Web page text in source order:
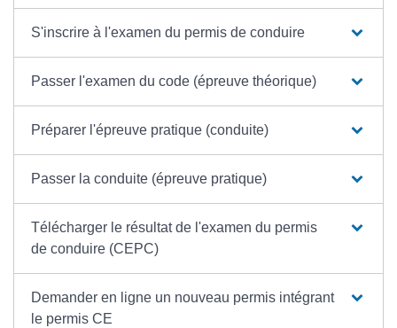
S'inscrire à l'examen du permis de conduire
Passer l'examen du code (épreuve théorique)
Préparer l'épreuve pratique (conduite)
Passer la conduite (épreuve pratique)
Télécharger le résultat de l'examen du permis
de conduire (CEPC)
Demander en ligne un nouveau permis intégrant
le permis CE